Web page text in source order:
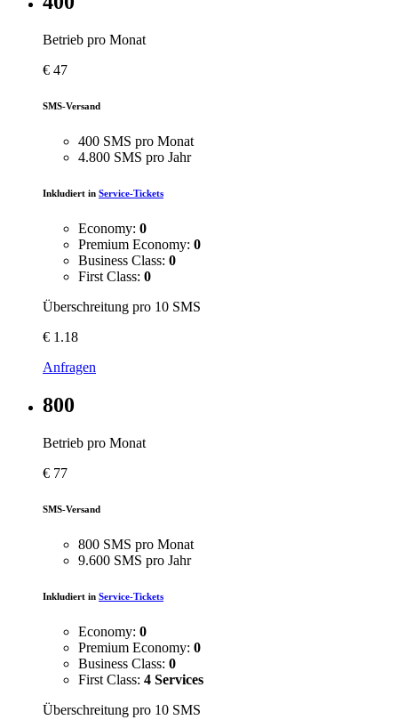
Betrieb pro Monat
€ 47
SMS-Versand
400 SMS pro Monat
4.800 SMS pro Jahr
Inkludiert in Service-Tickets
Economy: 0
Premium Economy: 0
Business Class: 0
First Class: 0
Überschreitung pro 10 SMS
€ 1.18
Anfragen
800
Betrieb pro Monat
€ 77
SMS-Versand
800 SMS pro Monat
9.600 SMS pro Jahr
Inkludiert in Service-Tickets
Economy: 0
Premium Economy: 0
Business Class: 0
First Class: 4 Services
Überschreitung pro 10 SMS